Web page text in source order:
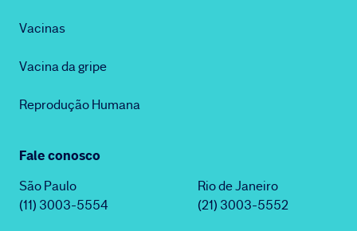
Vacinas
Vacina da gripe
Reprodução Humana
Fale conosco
São Paulo
(11) 3003-5554
Rio de Janeiro
(21) 3003-5552